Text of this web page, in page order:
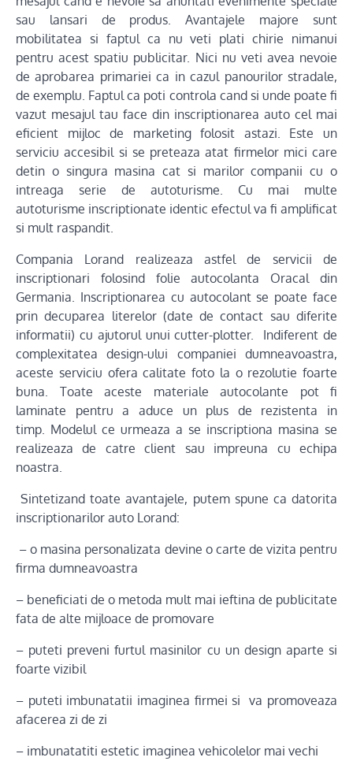
sau lansari de produs. Avantajele majore sunt
mobilitatea si faptul ca nu veti plati chirie nimanui
pentru acest spatiu publicitar. Nici nu veti avea nevoie
de aprobarea primariei ca in cazul panourilor stradale,
de exemplu. Faptul ca poti controla cand si unde poate fi
vazut mesajul tau face din inscriptionarea auto cel mai
eficient mijloc de marketing folosit astazi. Este un
serviciu accesibil si se preteaza atat firmelor mici care
detin o singura masina cat si marilor companii cu o
intreaga serie de autoturisme. Cu mai multe
autoturisme inscriptionate identic efectul va fi amplificat
si mult raspandit.
Compania Lorand realizeaza astfel de servicii de
inscriptionari folosind folie autocolanta Oracal din
Germania. Inscriptionarea cu autocolant se poate face
prin decuparea literelor (date de contact sau diferite
informatii) cu ajutorul unui cutter-plotter. Indiferent de
complexitatea design-ului companiei dumneavoastra,
aceste serviciu ofera calitate foto la o rezolutie foarte
buna. Toate aceste materiale autocolante pot fi
laminate pentru a aduce un plus de rezistenta in
timp. Modelul ce urmeaza a se inscriptiona masina se
realizeaza de catre client sau impreuna cu echipa
noastra.
Sintetizand toate avantajele, putem spune ca datorita
inscriptionarilor auto Lorand:
– o masina personalizata devine o carte de vizita pentru
firma dumneavoastra
– beneficiati de o metoda mult mai ieftina de publicitate
fata de alte mijloace de promovare
– puteti preveni furtul masinilor cu un design aparte si
foarte vizibil
– puteti imbunatatii imaginea firmei si va promoveaza
afacerea zi de zi
– imbunatatiti estetic imaginea vehicolelor mai vechi